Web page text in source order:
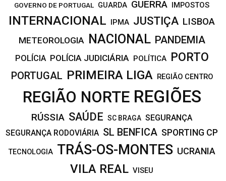
GOVERNO DE PORTUGAL GUARDA GUERRA IMPOSTOS
INTERNACIONAL IPMA JUSTIÇA LISBOA
METEOROLOGIA NACIONAL PANDEMIA
POLÍCIA POLÍCIA JUDICIÁRIA POLÍTICA PORTO
PORTUGAL PRIMEIRA LIGA REGIÃO CENTRO
REGIÃO NORTE REGIÕES
RÚSSIA SAÚDE SC BRAGA SEGURANÇA
SEGURANÇA RODOVIÁRIA SL BENFICA SPORTING CP
TECNOLOGIA TRÁS-OS-MONTES UCRANIA
VILA REAL VISEU